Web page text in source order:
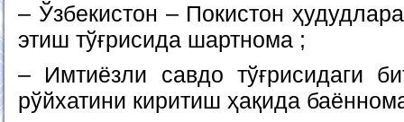
– Ўзбекистон – Покистон
этиш тўғрисида шартнома ;
– Имтиёзли савдо тўғрисидаги
рўйхатини киритиш ҳақида